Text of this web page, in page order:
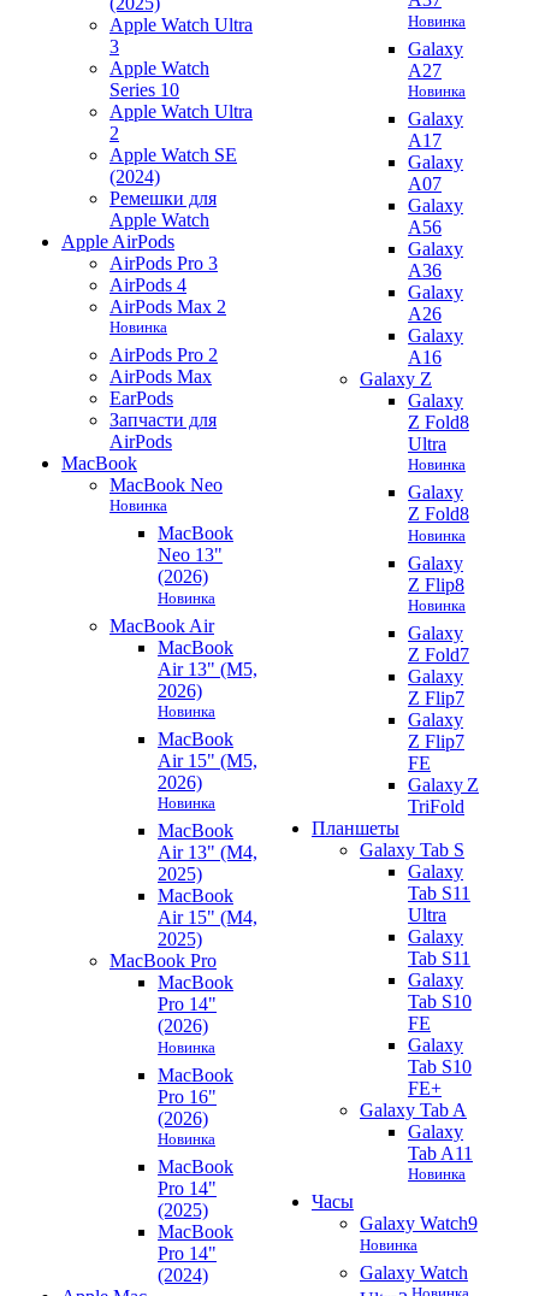
Apple Watch Ultra
3
Apple Watch
Series 10
Apple Watch Ultra
2
Apple Watch SE
(2024)
Ремешки для
Apple Watch
Apple AirPods
AirPods Pro 3
AirPods 4
AirPods Max 2
Новинка
AirPods Pro 2
AirPods Max
EarPods
Запчасти для
AirPods
MacBook
MacBook Neo
Новинка
MacBook
Neo 13"
(2026)
Новинка
MacBook Air
MacBook
Air 13" (M5,
2026)
Новинка
MacBook
Air 15" (M5,
2026)
Новинка
MacBook
Air 13" (M4,
2025)
MacBook
Air 15" (M4,
2025)
MacBook Pro
MacBook
Pro 14"
(2026)
Новинка
MacBook
Pro 16"
(2026)
Новинка
MacBook
Pro 14"
(2025)
MacBook
Pro 14"
(2024)
Новинка
Galaxy
A27
Новинка
Galaxy
A17
Galaxy
A07
Galaxy
A56
Galaxy
A36
Galaxy
A26
Galaxy
A16
Galaxy Z
Galaxy
Z Fold8
Ultra
Новинка
Galaxy
Z Fold8
Новинка
Galaxy
Z Flip8
Новинка
Galaxy
Z Fold7
Galaxy
Z Flip7
Galaxy
Z Flip7
FE
Galaxy Z
TriFold
Планшеты
Galaxy Tab S
Galaxy
Tab S11
Ultra
Galaxy
Tab S11
Galaxy
Tab S10
FE
Galaxy
Tab S10
FE+
Galaxy Tab A
Galaxy
Tab A11
Новинка
Часы
Galaxy Watch9
Новинка
Galaxy Watch